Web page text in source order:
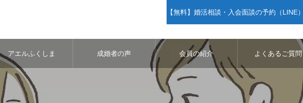
【無料】婚活相談・入会面談の予約（LINE）
アエルふくしま 成婚者の声 会員の紹介 よくあるご質問